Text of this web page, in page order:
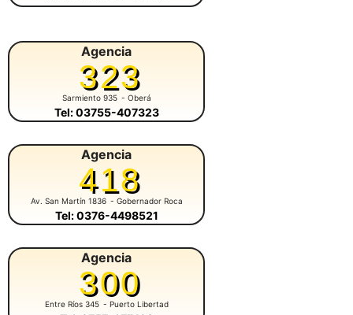
Agencia
323
Sarmiento 935 - Oberá
Tel: 03755-407323
Agencia
418
Av. San Martín 1836 - Gobernador Roca
Tel: 0376-4498521
Agencia
300
Entre Ríos 345 - Puerto Libertad